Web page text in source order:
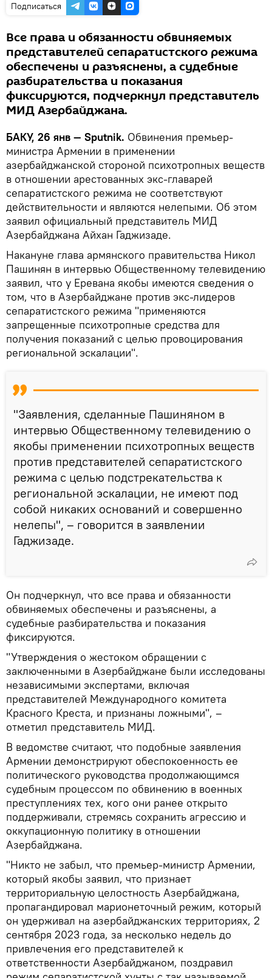
Подписаться
Все права и обязанности обвиняемых
представителей сепаратистского режима
обеспечены и разъяснены, а судебные
разбирательства и показания
фиксируются, подчеркнул представитель
МИД Азербайджана.
БАКУ, 26 янв — Sputnik. Обвинения премьер-
министра Армении в применении
азербайджанской стороной психотропных веществ
в отношении арестованных экс-главарей
сепаратистского режима не соответствуют
действительности и являются нелепыми. Об этом
заявил официальный представитель МИД
Азербайджана Айхан Гаджизаде.
Накануне глава армянского правительства Никол
Пашинян в интервью Общественному телевидению
заявил, что у Еревана якобы имеются сведения о
том, что в Азербайджане против экс-лидеров
сепаратистского режима "применяются
запрещенные психотропные средства для
получения показаний с целью провоцирования
региональной эскалации".
"Заявления, сделанные Пашиняном в
интервью Общественному телевидению о
якобы применении психотропных веществ
против представителей сепаратистского
режима с целью подстрекательства к
региональной эскалации, не имеют под
собой никаких оснований и совершенно
нелепы", – говорится в заявлении
Гаджизаде.
Он подчеркнул, что все права и обязанности
обвиняемых обеспечены и разъяснены, а
судебные разбирательства и показания
фиксируются.
"Утверждения о жестоком обращении с
заключенными в Азербайджане были исследованы
независимыми экспертами, включая
представителей Международного комитета
Красного Креста, и признаны ложными", –
отметил представитель МИД.
В ведомстве считают, что подобные заявления
Армении демонстрируют обеспокоенность ее
политического руководства продолжающимся
судебным процессом по обвинению в военных
преступлениях тех, кого они ранее открыто
поддерживали, стремясь сохранить агрессию и
оккупационную политику в отношении
Азербайджана.
"Никто не забыл, что премьер-министр Армении,
который якобы заявил, что признает
территориальную целостность Азербайджана,
пропагандировал марионеточный режим, который
он удерживал на азербайджанских территориях, 2
сентября 2023 года, за несколько недель до
привлечения его представителей к
ответственности Азербайджаном, поздравил